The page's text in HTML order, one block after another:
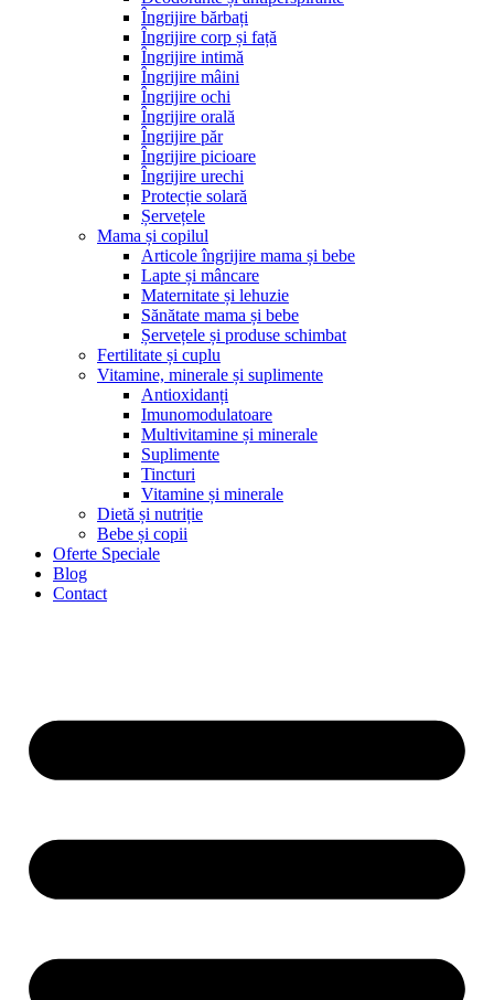
Îngrijire bărbați
Îngrijire corp și față
Îngrijire intimă
Îngrijire mâini
Îngrijire ochi
Îngrijire orală
Îngrijire păr
Îngrijire picioare
Îngrijire urechi
Protecție solară
Șervețele
Mama și copilul
Articole îngrijire mama și bebe
Lapte și mâncare
Maternitate și lehuzie
Sănătate mama și bebe
Șervețele și produse schimbat
Fertilitate și cuplu
Vitamine, minerale și suplimente
Antioxidanți
Imunomodulatoare
Multivitamine și minerale
Suplimente
Tincturi
Vitamine și minerale
Dietă și nutriție
Bebe și copii
Oferte Speciale
Blog
Contact